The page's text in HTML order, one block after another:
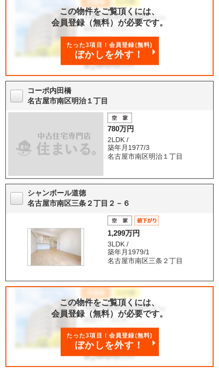
この物件をご覧頂くには、
会員登録（無料）が必要です。
たった3項目！会員登録(無料)
ぼかしを外す！
コーポ内田橋
名古屋市南区明治１丁目
780万円
2LDK /
築年月1977/3
名古屋市南区明治１丁目
シャンボール道徳
名古屋市南区三条２丁目２－６
1,299万円
3LDK /
築年月1979/1
名古屋市南区三条２丁目
この物件をご覧頂くには、
会員登録（無料）が必要です。
たった3項目！会員登録(無料)
ぼかしを外す！